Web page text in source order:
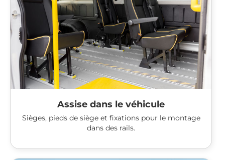
Assise dans le véhicule
Sièges, pieds de siège et fixations pour le montage
dans des rails.